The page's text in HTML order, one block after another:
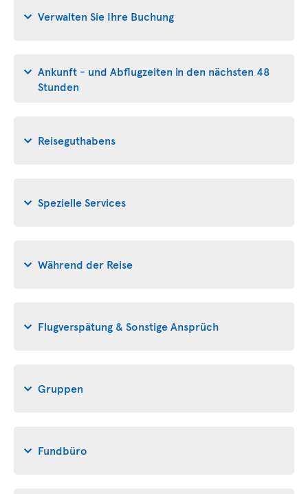
Verwalten Sie Ihre Buchung
Ankunft - und Abflugzeiten in den nächsten 48
Stunden
Reiseguthabens
Spezielle Services
Während der Reise
Flugverspätung & Sonstige Ansprüch
Gruppen
Fundbüro